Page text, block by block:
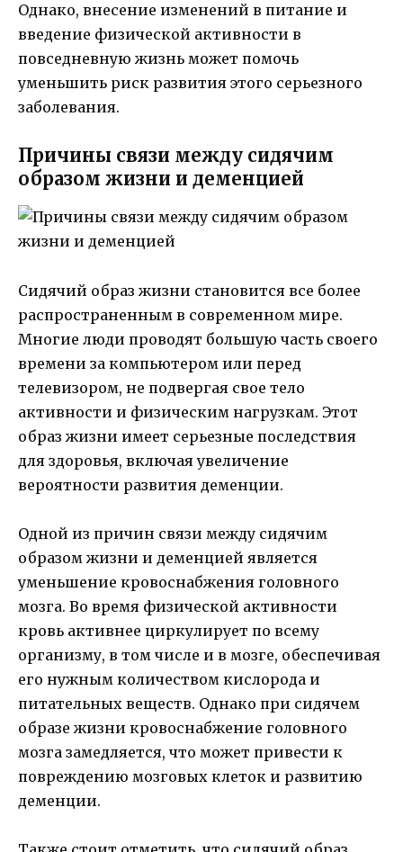
Однако, внесение изменений в питание и
введение физической активности в
повседневную жизнь может помочь
уменьшить риск развития этого серьезного
заболевания.
Причины связи между сидячим
образом жизни и деменцией
Сидячий образ жизни становится все более
распространенным в современном мире.
Многие люди проводят большую часть своего
времени за компьютером или перед
телевизором, не подвергая свое тело
активности и физическим нагрузкам. Этот
образ жизни имеет серьезные последствия
для здоровья, включая увеличение
вероятности развития деменции.
Одной из причин связи между сидячим
образом жизни и деменцией является
уменьшение кровоснабжения головного
мозга. Во время физической активности
кровь активнее циркулирует по всему
организму, в том числе и в мозге, обеспечивая
его нужным количеством кислорода и
питательных веществ. Однако при сидячем
образе жизни кровоснабжение головного
мозга замедляется, что может привести к
повреждению мозговых клеток и развитию
деменции.